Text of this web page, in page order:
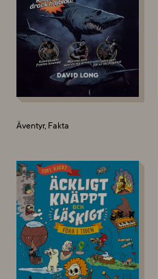
Äventyr, Fakta